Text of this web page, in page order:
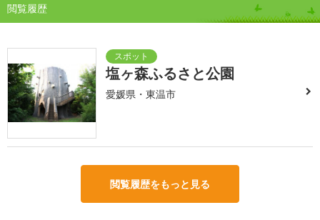
閲覧履歴
塩ヶ森ふるさと公園
愛媛県・東温市
閲覧履歴をもっと見る